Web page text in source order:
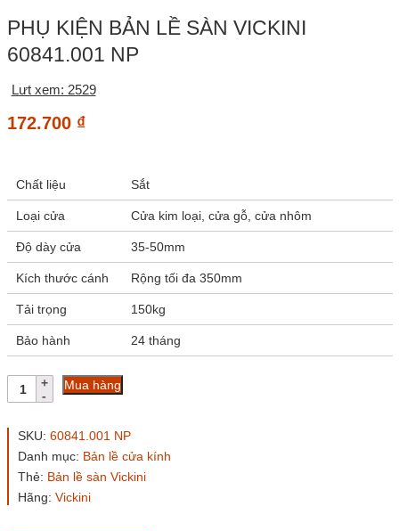
PHỤ KIỆN BẢN LỀ SÀN VICKINI
60841.001 NP
Lưt xem: 2529
172.700 ₫
Chất liệu Sắt
Loại cửa Cửa kim loại, cửa gỗ, cửa nhôm
Độ dày cửa 35-50mm
Kích thước cánh Rộng tối đa 350mm
Tải trọng 150kg
Bảo hành 24 tháng
Phụ
kiện
lề
VICKINI
60841.001
NP
Mua hàng
SKU: 60841.001 NP
Danh mục: Bản lề cửa kính
Thẻ: Bản lề sàn Vickini
Hãng: Vickini